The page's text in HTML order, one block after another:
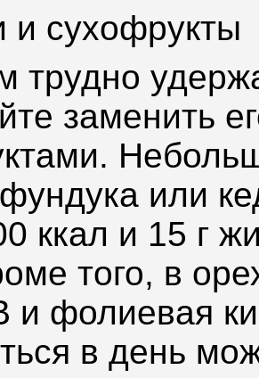
и сухофрукты
трудно
заменить
или
ккал и 15 г
того, в
и фолиевая
в день